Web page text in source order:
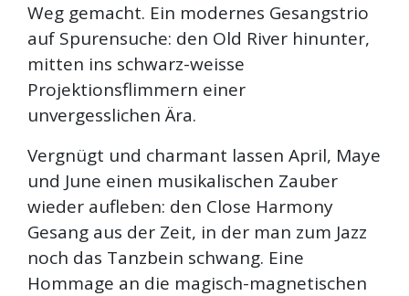
Weg gemacht. Ein modernes Gesangstrio
auf Spurensuche: den Old River hinunter,
mitten ins schwarz-weisse
Projektionsflimmern einer
unvergesslichen Ära.
Vergnügt und charmant lassen April, Maye
und June einen musikalischen Zauber
wieder aufleben: den Close Harmony
Gesang aus der Zeit, in der man zum Jazz
noch das Tanzbein schwang. Eine
Hommage an die magisch-magnetischen